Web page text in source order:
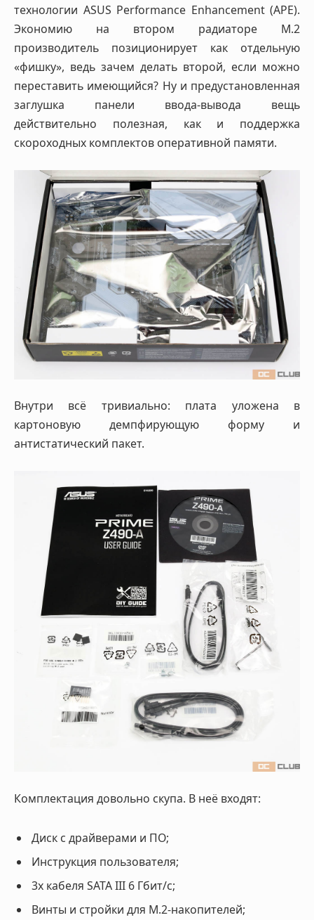
технологии ASUS Performance Enhancement (APE).
Экономию на втором радиаторе M.2
производитель позиционирует как отдельную
«фишку», ведь зачем делать второй, если можно
переставить имеющийся? Ну и предустановленная
заглушка панели ввода-вывода вещь
действительно полезная, как и поддержка
скороходных комплектов оперативной памяти.
Внутри всё тривиально: плата уложена в
картоновую демпфирующую форму и
антистатический пакет.
Комплектация довольно скупа. В неё входят:
Диск с драйверами и ПО;
Инструкция пользователя;
3х кабеля SATA III 6 Гбит/с;
Винты и стройки для M.2-накопителей;